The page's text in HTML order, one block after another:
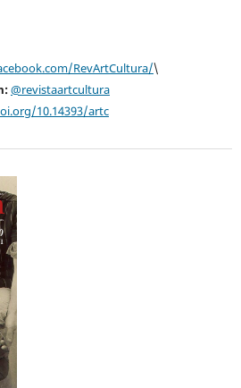
RevArtCultura/\
@revistaartcultura
10.14393/artc